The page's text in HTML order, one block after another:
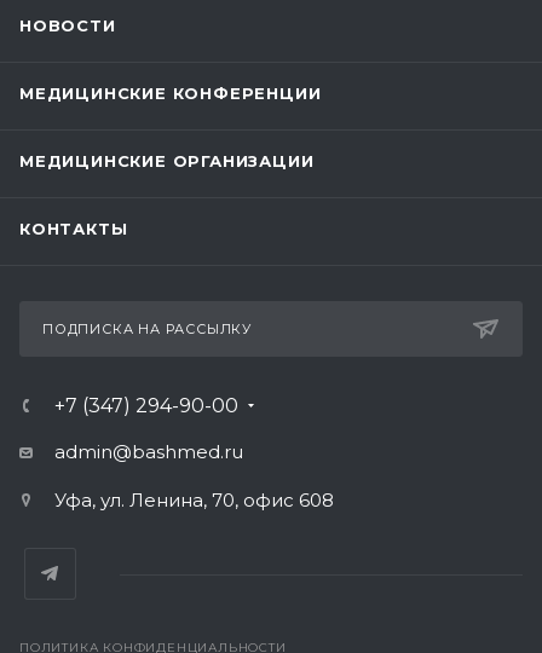
НОВОСТИ
МЕДИЦИНСКИЕ КОНФЕРЕНЦИИ
МЕДИЦИНСКИЕ ОРГАНИЗАЦИИ
КОНТАКТЫ
ПОДПИСКА НА РАССЫЛКУ
+7 (347) 294-90-00
admin@bashmed.ru
Уфа, ул. Ленина, 70, офис 608
ПОЛИТИКА КОНФИДЕНЦИАЛЬНОСТИ